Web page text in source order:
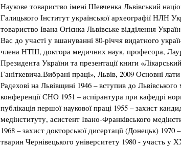
Наукове товариство імені Шевченка Львівський
Галицького Інститут української археографії НЛН
товариство Івана Огієнка Львівське відділення
Вас до участі у вшануванні 80-річчя видатного
члена НТШ, доктора медичних наук, професора,
Президента України та презентації книги
Ганіткевича.Вибрані праці», Львів, 2009 Основні
Радехові на Львівщині 1946 – вступив до
конференції СНО 1951 – аспірантура при кафедрі
публікація першої наукової праці 1955 – захист
медінституту, асистент Івано-Франківського
1968 – захист докторської дисертації (Донецьк)
тварин Чернівецького університету 1980 - участь у